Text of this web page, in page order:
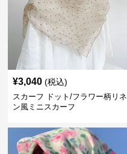
¥3,040 (税込)
スカーフ ドット/フラワー柄リネ
ン風ミニスカーフ